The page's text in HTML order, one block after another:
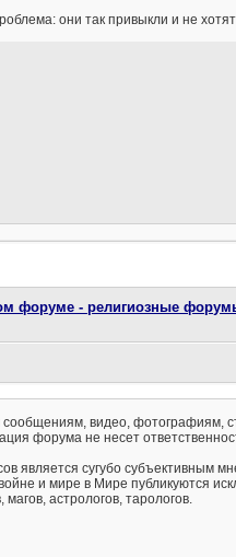
они так привыкли и не
форуме - религиозные
видео, фотографиям,
форума не несет
является сугубо субъективным
и мире в Мире публикуются
астрологов, тарологов.